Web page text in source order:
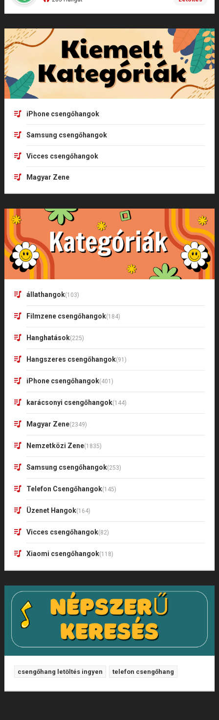
iPhone csengőhangok
Samsung csengőhangok
Vicces csengőhangok
Magyar Zene
állathangok(103)
Filmzene csengőhangok(184)
Hanghatások(225)
Hangszeres csengőhangok(91)
iPhone csengőhangok(401)
karácsonyi csengőhangok(144)
Magyar Zene(2349)
Nemzetközi Zene(1835)
Samsung csengőhangok(253)
Telefon Csengőhangok(145)
Üzenet Hangok(164)
Vicces csengőhangok(82)
Xiaomi csengőhangok(118)
csengőhang letöltés ingyen telefon csengőhang